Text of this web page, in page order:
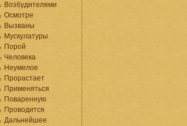
Возбудителями
Осмотре
Вызваны
Мускулатуры
Порой
Человека
Неумелое
Прорастает
Применяться
Поваренную
Проводится
Дальнейшее